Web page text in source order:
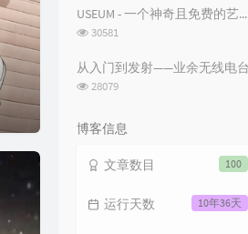
次
USEUM - 一个神奇且免费的艺术作品下载网站
浏
次
数:
30581
浏
数:
28079
博客信息
100
文章数目
10年36天
运行天数